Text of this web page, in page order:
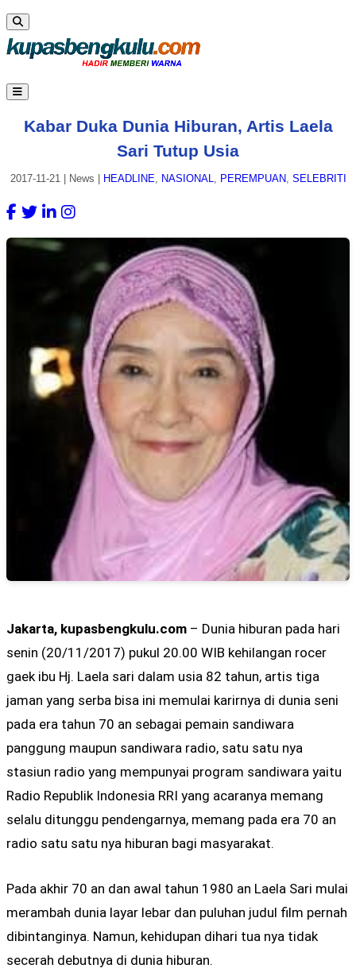
Kabar Duka Dunia Hiburan, Artis Laela
Sari Tutup Usia
2017-11-21| News HEADLINE, NASIONAL, PEREMPUAN, SELEBRITI
Jakarta, kupasbengkulu.com – Dunia hiburan pada hari
senin (20/11/2017) pukul 20.00 WIB kehilangan rocer
gaek ibu Hj. Laela sari dalam usia 82 tahun, artis tiga
jaman yang serba bisa ini memulai karirnya di dunia seni
pada era tahun 70 an sebagai pemain sandiwara
panggung maupun sandiwara radio, satu satu nya
stasiun radio yang mempunyai program sandiwara yaitu
Radio Republik Indonesia RRI yang acaranya memang
selalu ditunggu pendengarnya, memang pada era 70 an
radio satu satu nya hiburan bagi masyarakat.
Pada akhir 70 an dan awal tahun 1980 an Laela Sari mulai
merambah dunia layar lebar dan puluhan judul film pernah
dibintanginya. Namun, kehidupan dihari tua nya tidak
secerah debutnya di dunia hiburan.